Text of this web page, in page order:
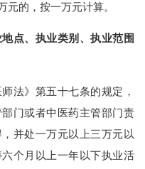
的，按一万元计算。
点、执业类别、执业范围
》第五十七条的规定，
门或者中医药主管部门责
并处一万元以上三万元以
个月以上一年以下执业活